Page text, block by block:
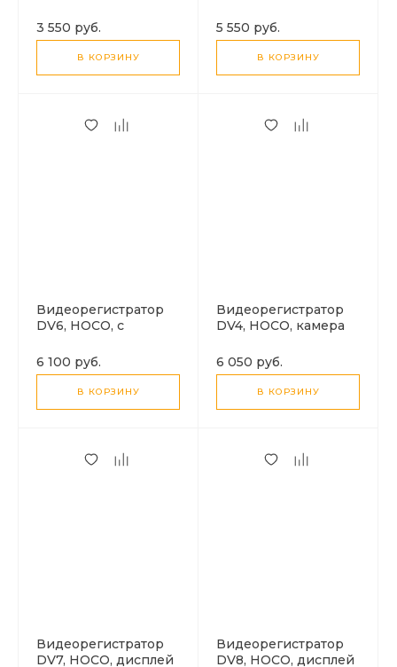
серый
3 550 руб.
В КОРЗИНУ
5 550 руб.
В КОРЗИНУ
Видеорегистратор
DV6, HOCO, с
вида, дисплей 3
дюйма, черный
6 100 руб.
В КОРЗИНУ
Видеорегистратор
DV4, HOCO, камера
черный
6 050 руб.
В КОРЗИНУ
Видеорегистратор
DV7, HOCO, дисплей
Видеорегистратор
DV8, HOCO, дисплей